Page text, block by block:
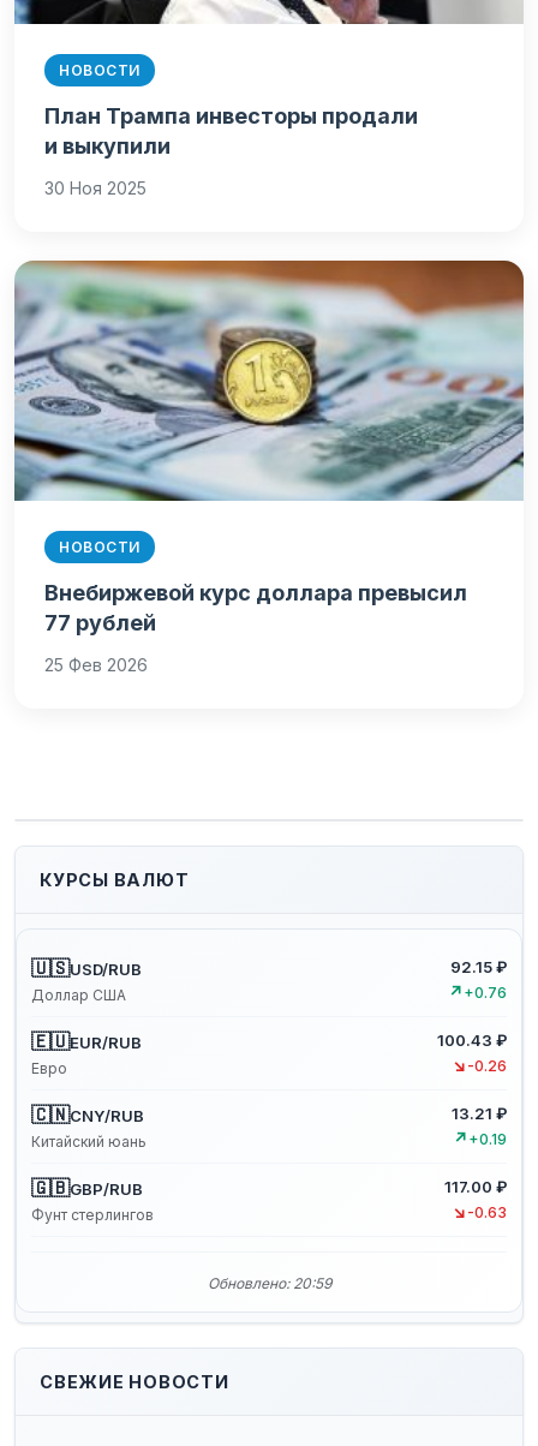
НОВОСТИ
План Трампа инвесторы продали
и выкупили
30 Ноя 2025
НОВОСТИ
Внебиржевой курс доллара превысил
77 рублей
25 Фев 2026
КУРСЫ ВАЛЮТ
🇺🇸USD/RUB
Доллар США
92.15 ₽
↗ +0.76
🇪🇺EUR/RUB
Евро
100.43 ₽
↘ -0.26
🇨🇳CNY/RUB
Китайский юань
13.21 ₽
↗ +0.19
🇬🇧GBP/RUB
Фунт стерлингов
117.00 ₽
↘ -0.63
Обновлено: 20:59
СВЕЖИЕ НОВОСТИ